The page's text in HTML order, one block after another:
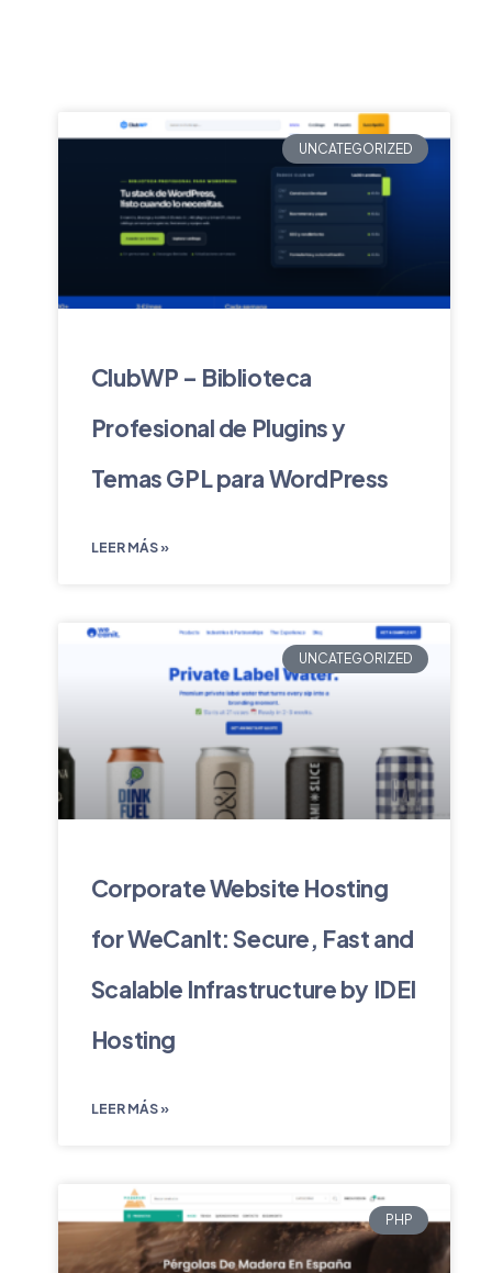
UNCATEGORIZED
ClubWP – Biblioteca
Profesional de Plugins y
Temas GPL para WordPress
LEER MÁS »
UNCATEGORIZED
Corporate Website Hosting
for WeCanIt: Secure, Fast and
Scalable Infrastructure by IDEI
Hosting
LEER MÁS »
PHP